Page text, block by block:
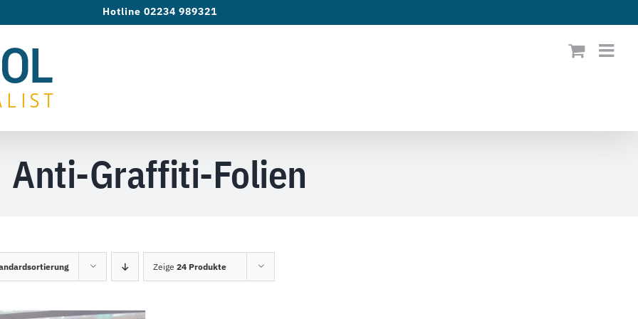
Hotline 02234 989321
Anti-Graffiti-Folien
Zeige24 Produkte